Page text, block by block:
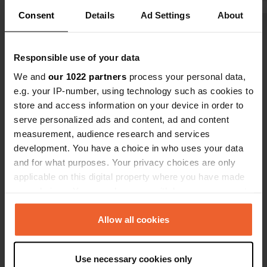
Consent Details Ad Settings About
Responsible use of your data
We and our 1022 partners process your personal data,
e.g. your IP-number, using technology such as cookies to
store and access information on your device in order to
serve personalized ads and content, ad and content
measurement, audience research and services
development. You have a choice in who uses your data
and for what purposes. Your privacy choices are only
applicable on this digital property where you have made
any time from the Cookie Declaration or by clicking on
the Privacy trigger icon.
Collect information about your geographical location
Allow all cookies
Use necessary cookies only
poubelles.
Contact
Havsvägen
817 30, Gävle kommun, Suède
Coordonnées
60° 55' 50" N 17° 8' 40" E